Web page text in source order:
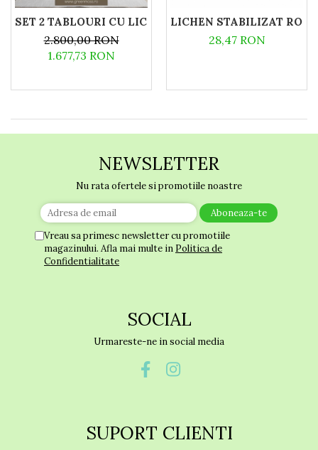
SET 2 TABLOURI CU LICHENI - 80X40 CM
2.800,00 RON
1.677,73 RON
LICHEN STABILIZAT
28,47 RON
NEWSLETTER
Nu rata ofertele si promotiile noastre
Vreau sa primesc newsletter cu promotiile
magazinului. Afla mai multe in Politica de
Confidentialitate
SOCIAL
Urmareste-ne in social media
SUPORT CLIENTI